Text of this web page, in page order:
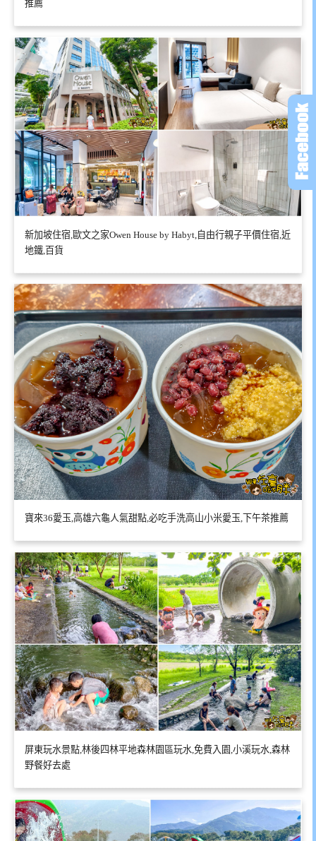
推薦
新加坡住宿,歐文之家Owen House by Habyt,自由行親子平價住宿,近
地鐵,百貨
寶來36愛玉,高雄六龜人氣甜點,必吃手洗高山小米愛玉,下午茶推薦
屏東玩水景點,林後四林平地森林園區玩水,免費入園,小溪玩水,森林
野餐好去處